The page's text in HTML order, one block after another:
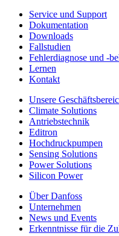
Service und Support
Dokumentation
Downloads
Fallstudien
Fehlerdiagnose und -
Lernen
Kontakt
Unsere
Climate Solutions
Antriebstechnik
Editron
Hochdruckpumpen
Sensing Solutions
Power Solutions
Silicon Power
Über Danfoss
Unternehmen
News und Events
Erkenntnisse für die